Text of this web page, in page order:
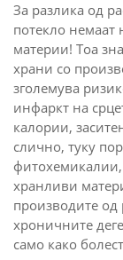
За разлика од
потекло немаат
материи! Тоа
храни со
зголемува
инфаркт на
калории,
слично, туку
фитохемикалии,
хранливи
производите од
хроничните
само како